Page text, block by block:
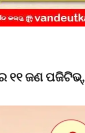
୧୧ ଜଣ ପଜିଟିଭ୍,